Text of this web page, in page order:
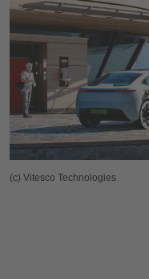
(c) Vitesco Technologies